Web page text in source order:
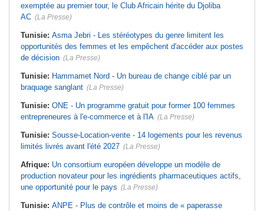
exemptée au premier tour, le Club Africain hérite du Djoliba
AC (La Presse)
Tunisie: Asma Jebri - Les stéréotypes du genre limitent les
opportunités des femmes et les empêchent d'accéder aux postes
de décision (La Presse)
Tunisie: Hammamet Nord - Un bureau de change ciblé par un
braquage sanglant (La Presse)
Tunisie: ONE - Un programme gratuit pour former 100 femmes
entrepreneures à l'e-commerce et à l'IA (La Presse)
Tunisie: Sousse-Location-vente - 14 logements pour les revenus
limités livrés avant l'été 2027 (La Presse)
Afrique: Un consortium européen développe un modèle de
production novateur pour les ingrédients pharmaceutiques actifs,
une opportunité pour le pays (La Presse)
Tunisie: ANPE - Plus de contrôle et moins de « paperasse